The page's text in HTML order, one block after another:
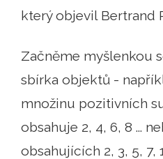
který objevil Bertrand
Začněme myšlenkou
sbírka objektů -
množinu pozitivních
obsahuje 2, 4, 6, 8 ...
obsahujících 2, 3, 5, 7,